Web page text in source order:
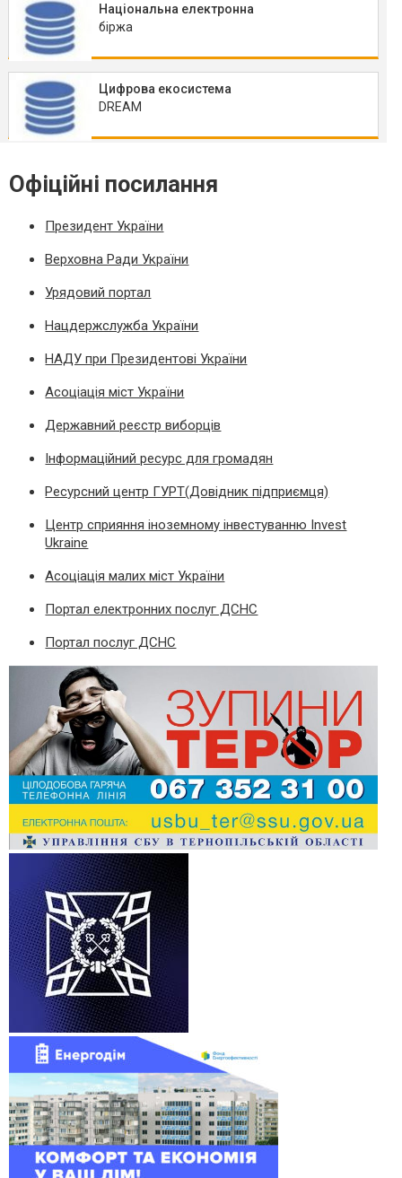
Національна електронна
біржа
Цифрова екосистема
DREAM
Офіційні посилання
Президент України
Верховна Ради України
Урядовий портал
Нацдержслужба України
НАДУ при Президентові України
Асоціація міст України
Державний реєстр виборців
Інформаційний ресурс для громадян
Ресурсний центр ГУРТ(Довідник підприємця)
Центр сприяння іноземному інвестуванню Invest
Ukraine
Асоціація малих міст України
Портал електронних послуг ДСНС
Портал послуг ДСНС